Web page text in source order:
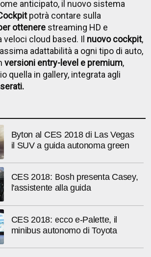
anticipato, il nuovo sistema
potrà contare sulla
ottenere streaming HD e
cloud based. Il nuovo cockpit,
adattabilità a ogni tipo di auto,
versioni entry-level e premium,
quella in gallery, integrata agli
Byton al CES 2018 di Las Vegas
il SUV a guida autonoma green
CES 2018: Bosh presenta Casey,
l'assistente alla guida
CES 2018: ecco e-Palette, il
minibus autonomo di Toyota